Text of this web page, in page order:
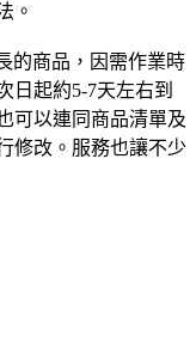
。
的商品，因需作業時
日起約5-7天左右到
可以連同商品清單及
修改。服務也讓不少